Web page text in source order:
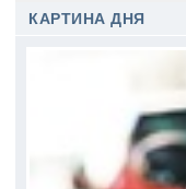
КАРТИНА ДНЯ